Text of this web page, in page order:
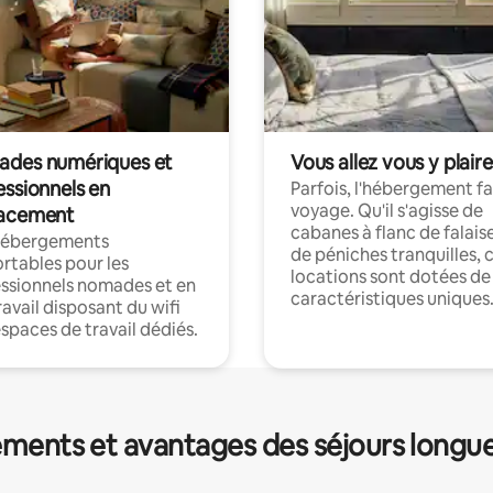
numériques et
en
pour les
nomades et en
disposant du wifi
de travail dédiés.
Vous allez vous y plaire
Parfois, l'hébergement
voyage. Qu'il s'agisse de
cabanes à flanc de
de péniches tranquilles,
locations sont dotées de
caractéristiques uniques.
et avantages des séjours